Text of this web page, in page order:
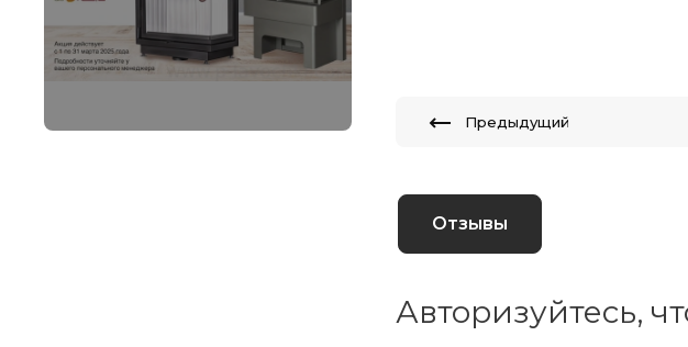
Предыдущий
Отзывы
Авторизуйтесь,